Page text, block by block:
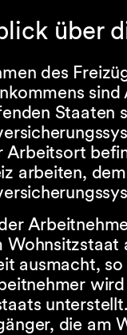
über
des
Staaten
Arbeitsort
arbeiten,
Wohnsitzstaat
ausmacht,
die am